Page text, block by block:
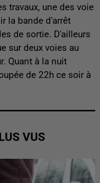
travaux, une des voie
la bande d'arrêt
de sortie. D'ailleurs
sur deux voies au
Quant à la nuit
de 22h ce soir à
VUS